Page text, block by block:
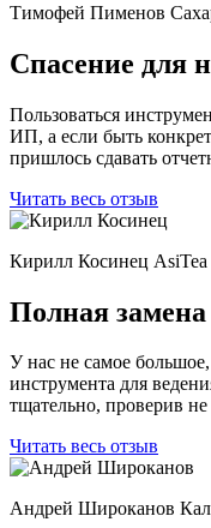
Тимофей Пименов
Спасение для
Пользоваться
ИП, а если быть
пришлось сдавать
Читать весь отзыв
Кирилл Косинец AsiTea
Полная замена
У нас не самое
инструмента для
тщательно, проверив
Читать весь отзыв
Андрей Широканов